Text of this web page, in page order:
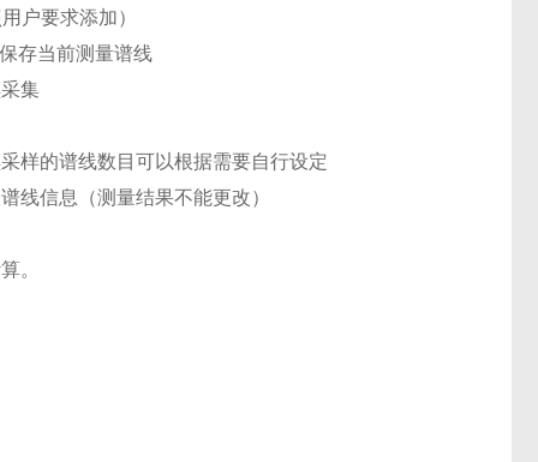
户要求添加）
存当前测量谱线
集
样的谱线数目可以根据需要自行设定
线信息（测量结果不能更改）
。